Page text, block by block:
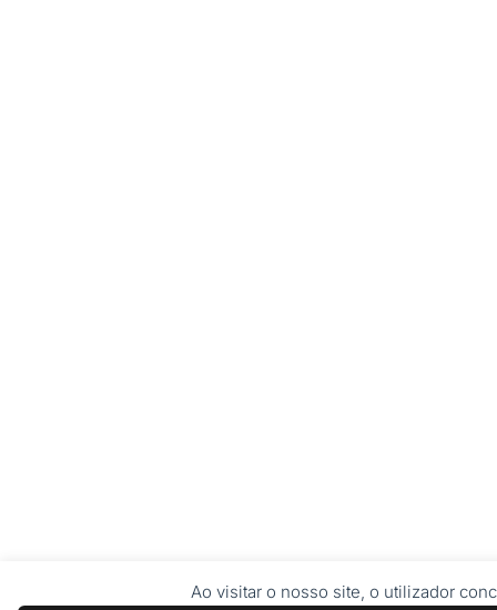
Ao visitar o nosso site, o utilizador